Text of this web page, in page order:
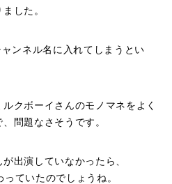
した。
ンネル名に入れてしまうとい
クボーイさんのモノマネをよく
問題なさそうです。
出演していなかったら、
ていたのでしょうね。